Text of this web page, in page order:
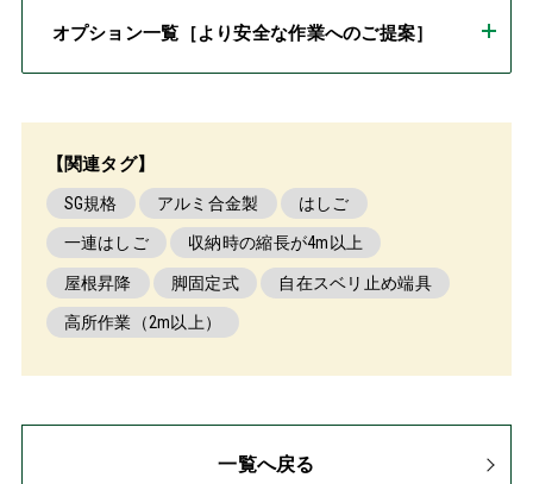
オプション一覧［より安全な作業へのご提案］
【関連タグ】
SG規格 アルミ合金製 はしご
一連はしご 収納時の縮長が4m以上
屋根昇降 脚固定式 自在スベリ止め端具
高所作業（2m以上）
一覧へ戻る